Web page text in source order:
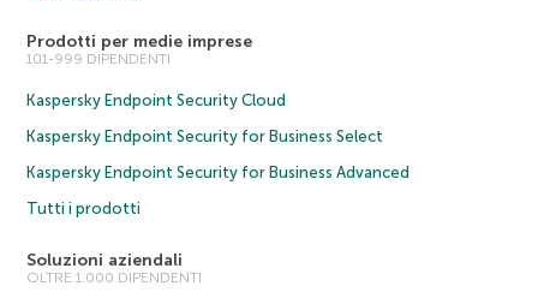
Prodotti per medie imprese
101-999 DIPENDENTI
Kaspersky Endpoint Security Cloud
Kaspersky Endpoint Security for Business Select
Kaspersky Endpoint Security for Business Advanced
Tutti i prodotti
Soluzioni aziendali
OLTRE 1.000 DIPENDENTI